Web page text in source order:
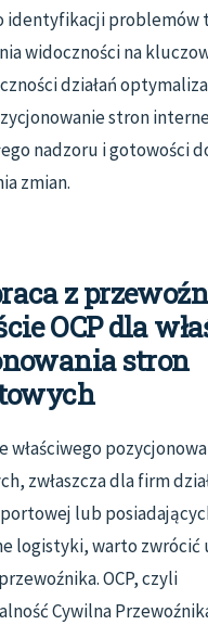
identyfikacji problemów
widoczności na
działań
stron
nadzoru i gotowości
zmian.
z
OCP dla
stron
właściwego
zwłaszcza dla firm
lub
logistyki, warto zwrócić
OCP, czyli
Cywilna